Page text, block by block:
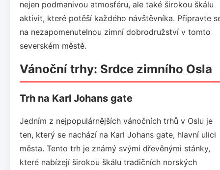
nejen podmanivou atmosféru, ale také širokou škálu
aktivit, které potěší každého návštěvníka. Připravte
na nezapomenutelnou zimní dobrodružství v tomto
severském městě.
Vánoční trhy: Srdce zimního Osla
Trh na Karl Johans gate
Jedním z nejpopulárnějších vánočních trhů v Oslu je
ten, který se nachází na Karl Johans gate, hlavní ulici
města. Tento trh je známý svými dřevěnými stánky,
které nabízejí širokou škálu tradičních norských